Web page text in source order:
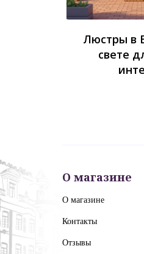
Люстры в
свете
О магазине
О магазине
Контакты
Отзывы